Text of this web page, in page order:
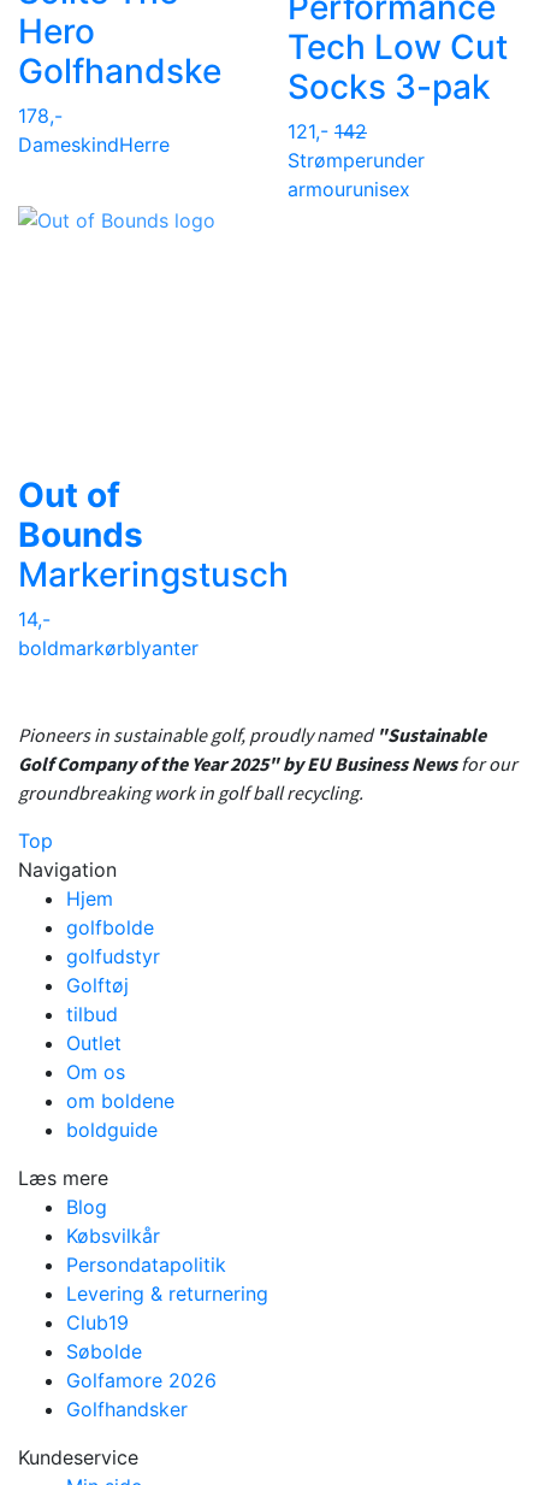
Hero
Golfhandske
178,-
DameskindHerre
Tech Low Cut
Socks 3-pak
121,- 142
Strømperunder
armourunisex
Out of
Bounds
Markeringstusch
14,-
boldmarkørblyanter
Pioneers in sustainable golf, proudly named "Sustainable
Golf Company of the Year 2025" by EU Business Newsfor our
groundbreaking work in golf ball recycling.
Top
Navigation
Hjem
golfbolde
golfudstyr
Golftøj
tilbud
Outlet
Om os
om boldene
boldguide
Læs mere
Blog
Købsvilkår
Persondatapolitik
Levering & returnering
Club19
Søbolde
Golfamore 2026
Golfhandsker
Kundeservice